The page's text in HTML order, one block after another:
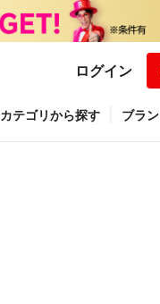
ログイン
カテゴリから探す ブラ